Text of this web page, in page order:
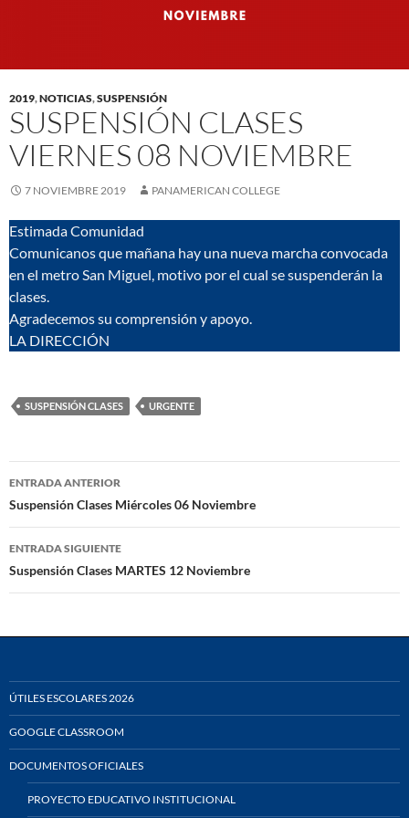
2019,NOTICIAS,SUSPENSIÓN
SUSPENSIÓN CLASES
VIERNES 08 NOVIEMBRE
7 NOVIEMBRE 2019 PANAMERICAN COLLEGE
Estimada Comunidad
Comunicanos que mañana hay una nueva marcha convocada
en el metro San Miguel, motivo por el cual se suspenderán la
clases.
Agradecemos su comprensión y apoyo.
LA DIRECCIÓN
SUSPENSIÓN CLASES URGENTE
Navegación
de
entradas
ENTRADA ANTERIOR
Suspensión Clases Miércoles 06 Noviembre
ENTRADA SIGUIENTE
Suspensión Clases MARTES 12 Noviembre
ÚTILES ESCOLARES 2026
GOOGLE CLASSROOM
DOCUMENTOS OFICIALES
PROYECTO EDUCATIVO INSTITUCIONAL